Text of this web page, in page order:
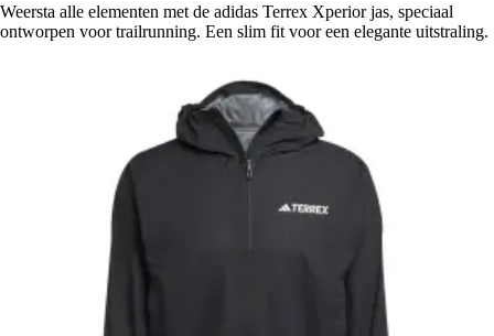
Weersta alle elementen met de adidas Terrex Xperior jas, speciaal
ontworpen voor trailrunning. Een slim fit voor een elegante uitstraling.